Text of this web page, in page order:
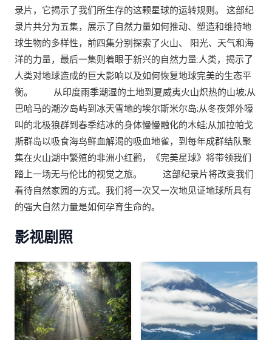
录片，它揭示了我们所生存的这颗星球的运转规则。 这部纪
录片共分为五集，展示了自然力量如何推动、塑造和维持地
球生物的多样性，前四集分别探索了火山、 阳光、天气和海
洋的力量，最后一集则着眼于新兴的自然力量:人类，揭示了
人类对地球造成的巨大影响以及如何恢复地球完美的生态平
衡。 从印度雨季潮湿的土地到夏威夷火山炽热的山坡;从
巴哈马的潮汐岛屿到冰天雪地的埃尔斯米尔岛;从冬夜郊外嚎
叫的北极狼群到春季结冰的身体慢慢融化的木蛙;从加拉帕戈
斯群岛以吸食海鸟鲜血解渴的吸血地雀，到每年成群结队聚
集在火山湖中繁殖的非洲小红鹳，《完美星球》将带领我们
踏上一场无与伦比的视觉之旅。 这部纪录片将改变我们
看待自然家园的方式。我们将一次又一次地见证地球所具有
的强大自然力量是如何孕育生命的。
影视剧照